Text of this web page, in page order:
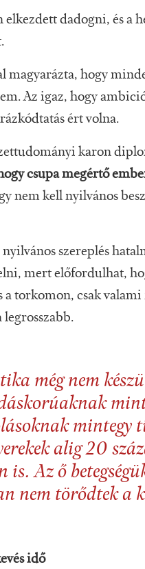
elkezdett dadogni, és a
magyarázta, hogy
Az igaz, hogy
ért volna.
karon
csupa megértő
nem kell nyilvános
szereplés
mert előfordulhat,
a torkomon, csak
még nem
mintegy
alig 20
Az ő
nem törődtek a
idő